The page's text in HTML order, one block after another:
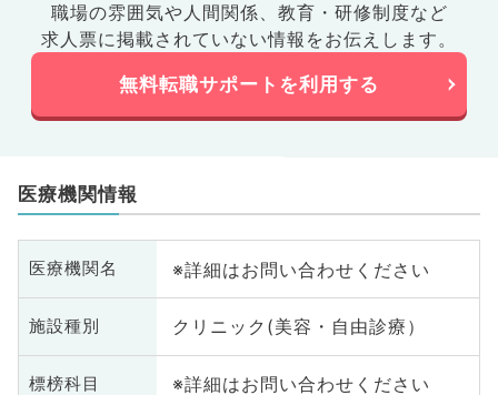
職場の雰囲気や人間関係、 教育・研修制度など
求人票に掲載されていない情報をお伝えします。
無料転職サポートを利用する
医療機関情報
医療機関名 ※詳細はお問い合わせください
施設種別 クリニック(美容・自由診療）
標榜科目 ※詳細はお問い合わせください